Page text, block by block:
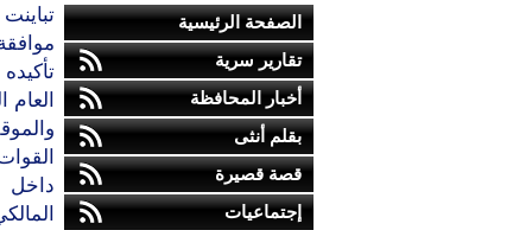
الصفحة الرئيسية
تقارير سرية
أخبار المحافظة
بقلم أنثى
قصة قصيرة
إجتماعيات
داخل